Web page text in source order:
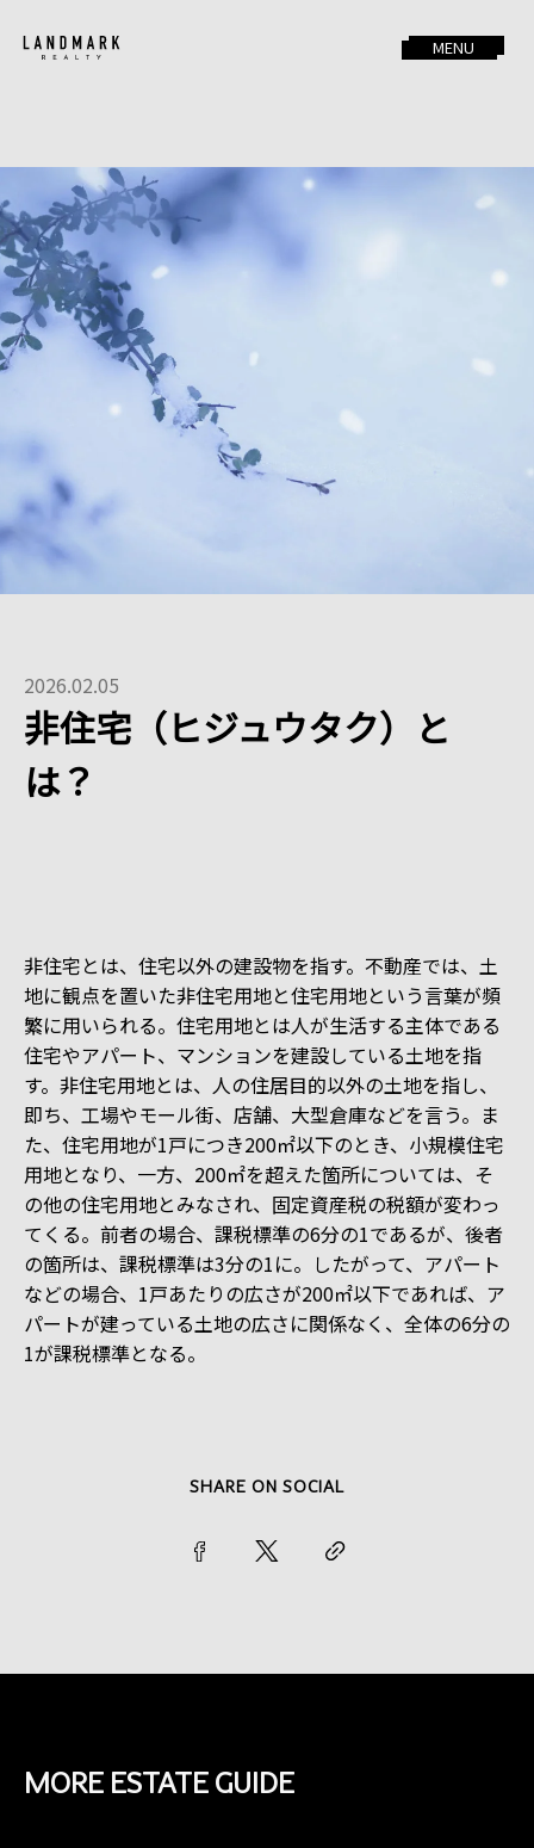
本文までスキップする
メニュー
2026.02.05
非住宅（ヒジュウタク）と
は？
非住宅とは、住宅以外の建設物を指す。不動産では、土
地に観点を置いた非住宅用地と住宅用地という言葉が頻
繁に用いられる。住宅用地とは人が生活する主体である
住宅やアパート、マンションを建設している土地を指
す。非住宅用地とは、人の住居目的以外の土地を指し、
即ち、工場やモール街、店舗、大型倉庫などを言う。ま
た、住宅用地が1戸につき200㎡以下のとき、小規模住宅
用地となり、一方、200㎡を超えた箇所については、そ
の他の住宅用地とみなされ、固定資産税の税額が変わっ
てくる。前者の場合、課税標準の6分の1であるが、後者
の箇所は、課税標準は3分の1に。したがって、アパート
などの場合、1戸あたりの広さが200㎡以下であれば、ア
パートが建っている土地の広さに関係なく、全体の6分の
1が課税標準となる。
SHARE ON SOCIAL
MORE ESTATE GUIDE